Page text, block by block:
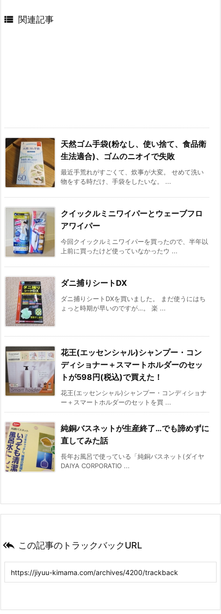
 関連記事
天然ゴム手袋(粉なし、使い捨て、食品衛
生法適合)、ゴムのニオイで失敗
最近手荒れがすごくて、炊事が大変。 せめて洗い
物をする時だけ、手袋をしたいな。 ...
クイックルミニワイパーとウェーブフロ
アワイパー
今回クイックルミニワイパーを買ったので、半年以
上前に買ったけど使っていなかったウ ...
ダニ捕りシートDX
ダニ捕りシートDXを買いました。 まだ使うにはち
ょっと時期が早いのですが…。 楽 ...
花王(エッセンシャル)シャンプー・コン
ディショナー＋スマートホルダーのセッ
トが598円(税込)で買えた！
花王(エッセンシャル)シャンプー・コンディショナ
ー＋スマートホルダーのセットを買 ...
純銅バスネットが生産終了…でも諦めずに
直してみた話
長年お風呂で使っている「純銅バスネット(ダイヤ
DAIYA CORPORATIO ...
 この記事のトラックバックURL